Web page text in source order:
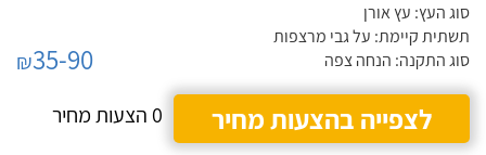
סוג העץ: עץ אורן
תשתית קיימת: על גבי מרצפות
סוג התקנה: הנחה צפה
₪35-90
לצפייה בהצעות מחיר
0 הצעות מחיר